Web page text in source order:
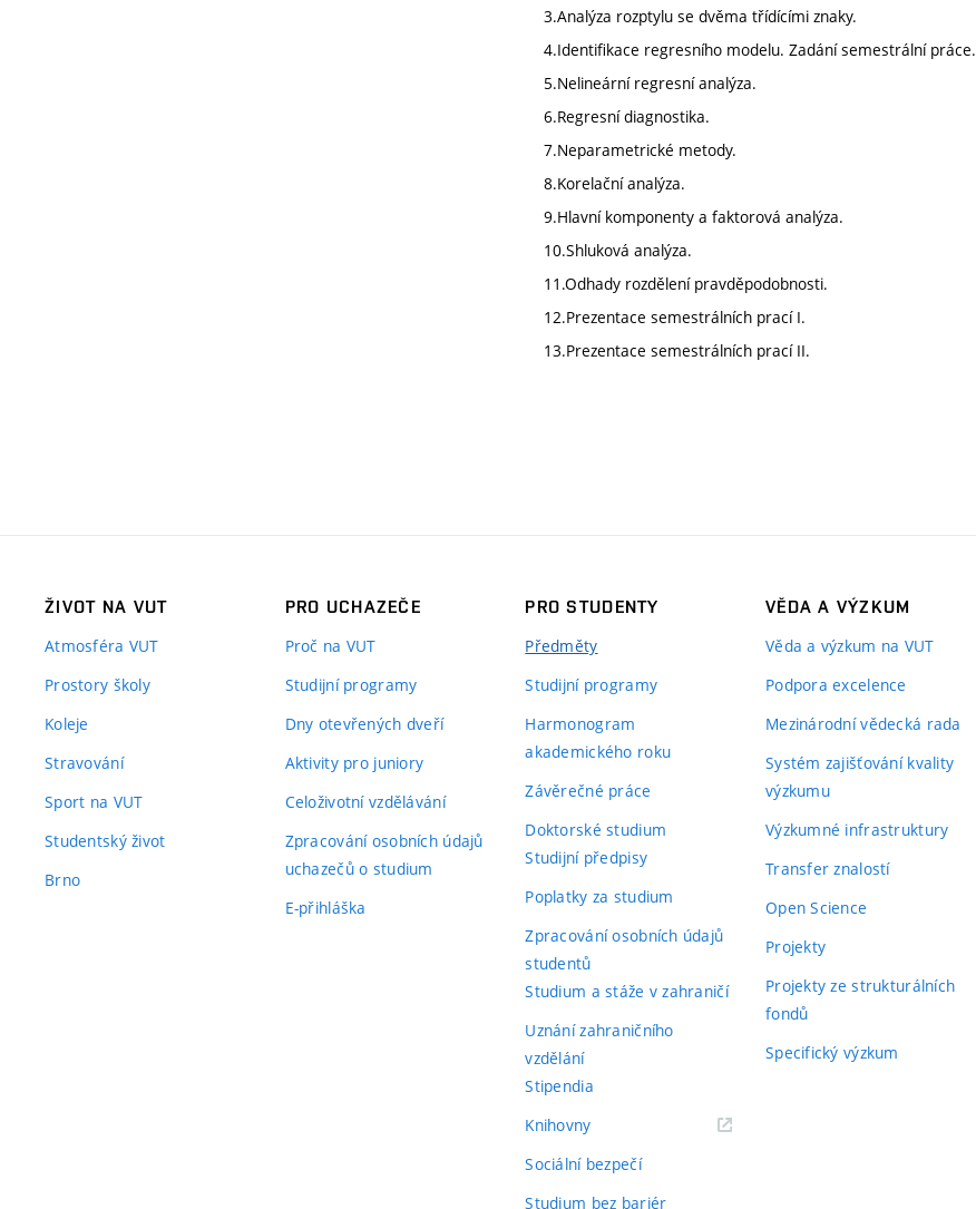
3.Analýza rozptylu se dvěma třídícími znaky.
4.Identifikace regresního modelu. Zadání semestrální práce.
5.Nelineární regresní analýza.
6.Regresní diagnostika.
7.Neparametrické metody.
8.Korelační analýza.
9.Hlavní komponenty a faktorová analýza.
10.Shluková analýza.
11.Odhady rozdělení pravděpodobnosti.
12.Prezentace semestrálních prací I.
13.Prezentace semestrálních prací II.
ŽIVOT NA VUT
Atmosféra VUT
Prostory školy
Koleje
Stravování
Sport na VUT
Studentský život
Brno
PRO UCHAZEČE
Proč na VUT
Studijní programy
Dny otevřených dveří
Aktivity pro juniory
Celoživotní vzdělávání
Zpracování osobních údajů
uchazečů o studium
E-přihláška
PRO STUDENTY
Předměty
Studijní programy
Harmonogram
akademického roku
Závěrečné práce
Doktorské studium
Studijní předpisy
Poplatky za studium
Zpracování osobních údajů
studentů
Studium a stáže v zahraničí
Uznání zahraničního
vzdělání
Stipendia
Knihovny(externí
Sociální bezpečí
Studium bez bariér
VĚDA A VÝZKUM
Věda a výzkum na VUT
Podpora excelence
Mezinárodní vědecká rada
Systém zajišťování kvality
výzkumu
Výzkumné infrastruktury
Transfer znalostí
Open Science
Projekty
Projekty ze strukturálních
fondů
Specifický výzkum